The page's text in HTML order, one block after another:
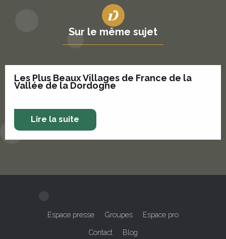
Sur le même sujet
Les Plus Beaux Villages de France de la
Vallée de la Dordogne
Lire la suite
Espace presse Groupes Espace pro
Contact Blog